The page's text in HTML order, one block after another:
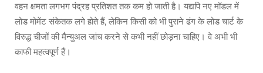
वहन क्षमता लगभग पंद्रह प्रतिशत तक कम हो जाती है। यद्यपि नए मॉडल में
लोड मोमेंट संकेतक लगे होते हैं, लेकिन किसी को भी पुराने ढंग के लोड चार्ट के
विरुद्ध चीजों की मैन्युअल जांच करने से कभी नहीं छोड़ना चाहिए। वे अभी भी
काफी महत्वपूर्ण हैं।